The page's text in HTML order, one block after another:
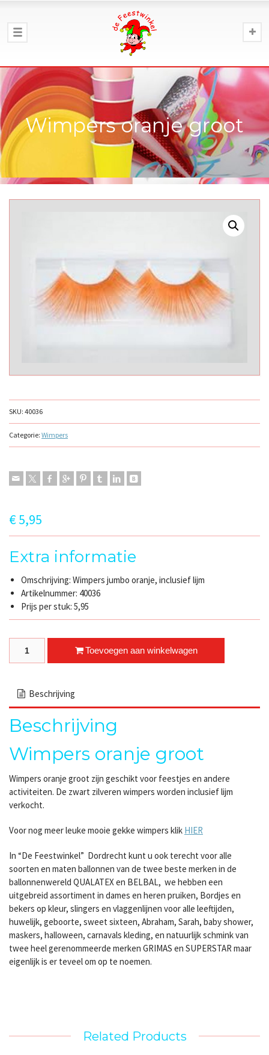
Wimpers oranje groot
SKU: 40036
Categorie: Wimpers
€5,95
Extra informatie
Omschrijving: Wimpers jumbo oranje, inclusief lijm
Artikelnummer: 40036
Prijs per stuk: 5,95
Wimpers oranje groot quantityToevoegen aan winkelwagen
Beschrijving
Beschrijving
Wimpers oranje groot
Wimpers oranje groot zijn geschikt voor feestjes en andere
activiteiten. De zwart zilveren wimpers worden inclusief lijm
verkocht.
Voor nog meer leuke mooie gekke wimpers klik HIER
In “De Feestwinkel” Dordrecht kunt u ook terecht voor alle
soorten en maten ballonnen van de twee beste merken in de
ballonnenwereld QUALATEX en BELBAL, we hebben een
uitgebreid assortiment in dames en heren pruiken, Bordjes en
bekers op kleur, slingers en vlaggenlijnen voor alle leeftijden,
huwelijk, geboorte, sweet sixteen, Abraham, Sarah, baby shower,
maskers, halloween, carnavals kleding, en natuurlijk schmink van
twee heel gerenommeerde merken GRIMAS en SUPERSTAR maar
eigenlijk is er teveel om op te noemen.
Related Products